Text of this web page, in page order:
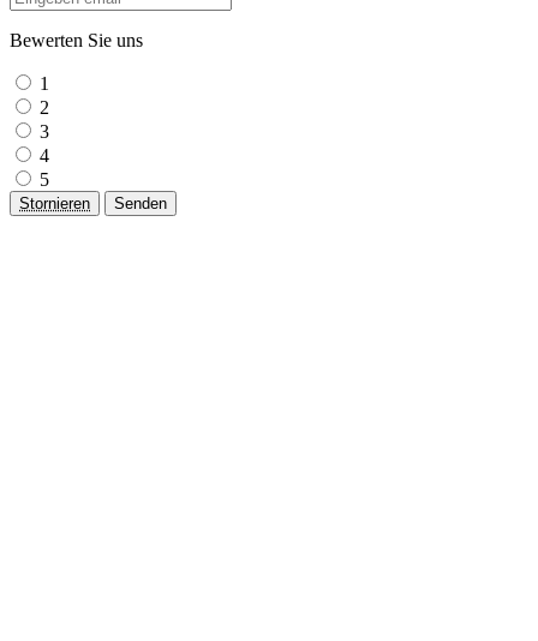
Bewerten Sie uns
1
2
3
4
5
Stornieren Senden